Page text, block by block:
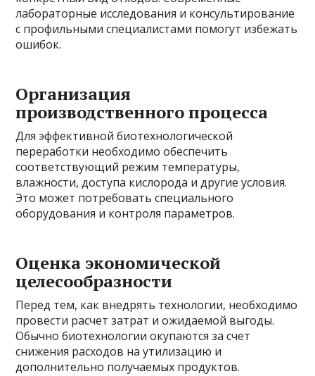
лабораторные исследования и консультирование
с профильными специалистами помогут избежать
ошибок.
Организация
производственного процесса
Для эффективной биотехнологической
переработки необходимо обеспечить
соответствующий режим температуры,
влажности, доступа кислорода и другие условия.
Это может потребовать специального
оборудования и контроля параметров.
Оценка экономической
целесообразности
Перед тем, как внедрять технологии, необходимо
провести расчет затрат и ожидаемой выгоды.
Обычно биотехнологии окупаются за счет
снижения расходов на утилизацию и
дополнительно получаемых продуктов.